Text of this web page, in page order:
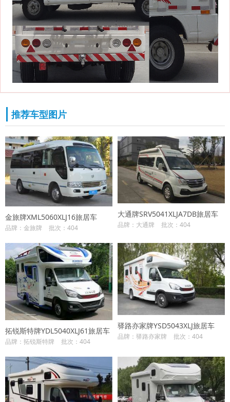
推荐车型图片
金旅牌XML5060XLJ16旅居车
品牌：金旅牌 批次：404
大通牌SRV5041XLJA7DB旅居车
品牌：大通牌 批次：404
拓锐斯特牌YDL5040XLJ61旅居车
品牌：拓锐斯特牌 批次：404
驿路亦家牌YSD5043XLJ旅居车
品牌：驿路亦家牌 批次：404